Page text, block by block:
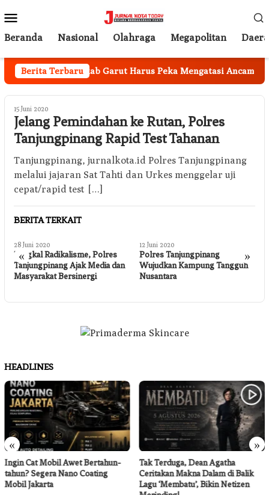
ke
kontenMobile
Beranda Nasional Olahraga Megapolitan
Berita Terbaru
Nasional, Pemkab Garut Harus Peka Mengatasi Ancaman
15 Juni 2020
Jelang Pemindahan ke Rutan, Polres
Tanjungpinang Rapid Test Tahanan
Tanjungpinang, jurnalkota.id Polres Tanjungpinang
melalui jajaran Sat Tahti dan Urkes menggelar uji
cepat/rapid test […]
BERITA TERKAIT
« »
28 Juni 2020
Tangkal Radikalisme, Polres
Tanjungpinang Ajak Media dan
Masyarakat Bersinergi
12 Juni 2020
Polres Tanjungpinang
Wujudkan Kampung Tangguh
Nusantara
HEADLINES
« »
Ingin Cat Mobil Awet Bertahun-
tahun? Segera Nano Coating
Mobil Jakarta
Tak Terduga, Dean Agatha
Ceritakan Makna Dalam di Balik
Lagu ‘Membatu’, Bikin Netizen